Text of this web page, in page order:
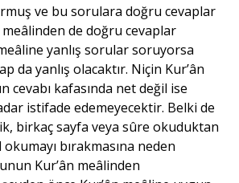
ve bu sorulara doğru cevaplar
meâlinden de doğru cevaplar
yanlış sorular soruyorsa
da yanlış olacaktır. Niçin Kur’ân
cevabı kafasında net değil ise
istifade edemeyecektir. Belki de
birkaç sayfa veya sûre okuduktan
okumayı bırakmasına neden
Kur’ân meâlinden